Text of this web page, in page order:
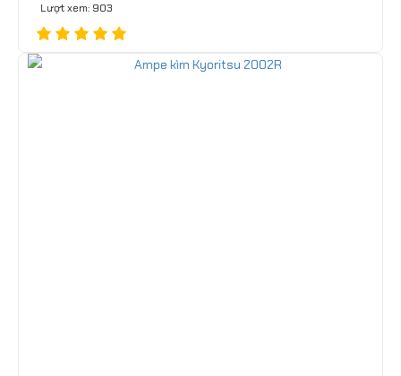
Lượt xem: 903